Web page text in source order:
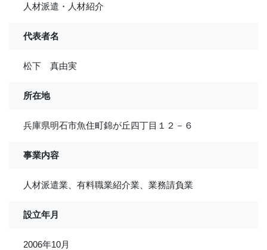
人材派遣・人材紹介
代表者名
松下 真由実
所在地
兵庫県明石市魚住町錦が丘四丁目１２－６
事業内容
人材派遣業、有料職業紹介業、業務請負業
設立年月
2006年10月